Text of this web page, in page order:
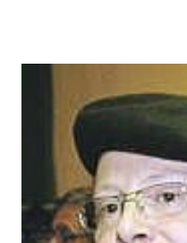
Batasuna, Rufi Etxeberria,
dirigente de Sortu. Tras
Euskadi dejaron de ser
político. Nadie recuerda
que la que había pedido la
Blanco horas antes de su